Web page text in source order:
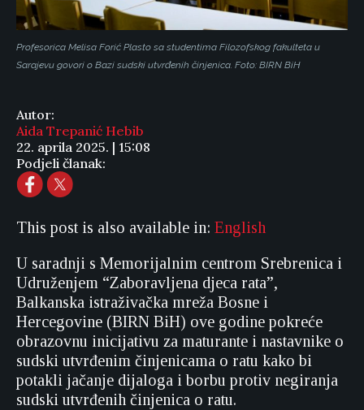
Profesorica Melisa Forić Plasto sa studentima Filozofskog fakulteta u
Sarajevu govori o Bazi sudski utvrđenih činjenica. Foto: BIRN BiH
Autor:
Aida Trepanić Hebib
22. aprila 2025. | 15:08
Podjeli članak:
This post is also available in: English
U saradnji s Memorijalnim centrom Srebrenica i
Udruženjem “Zaboravljena djeca rata”,
Balkanska istraživačka mreža Bosne i
Hercegovine (BIRN BiH) ove godine pokreće
obrazovnu inicijativu za maturante i nastavnike o
sudski utvrđenim činjenicama o ratu kako bi
potakli jačanje dijaloga i borbu protiv negiranja
sudski utvrđenih činjenica o ratu.